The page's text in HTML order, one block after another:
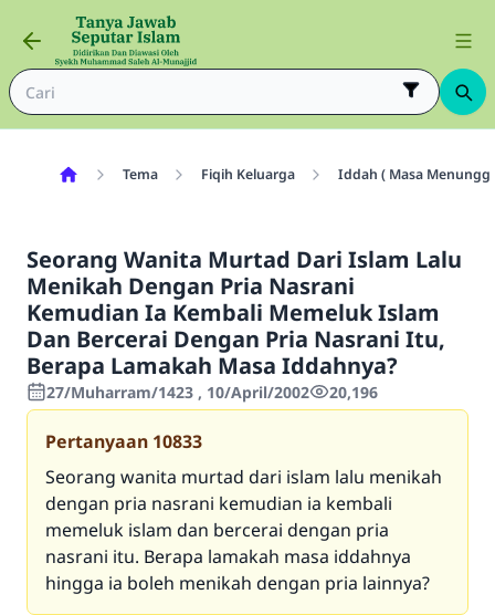
Tema Fiqih Keluarga Iddah ( Masa
Seorang Wanita Murtad Dari Islam Lalu
Menikah Dengan Pria Nasrani
Kemudian Ia Kembali Memeluk Islam
Dan Bercerai Dengan Pria Nasrani Itu,
Berapa Lamakah Masa Iddahnya?
27/Muharram/1423 , 10/April/2002 20,196
Pertanyaan 10833
Seorang wanita murtad dari islam lalu menikah
dengan pria nasrani kemudian ia kembali
memeluk islam dan bercerai dengan pria
nasrani itu. Berapa lamakah masa iddahnya
hingga ia boleh menikah dengan pria lainnya?